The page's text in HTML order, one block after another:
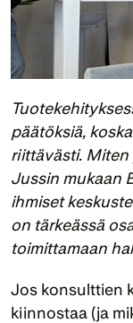
päätöksiä,
riittävästi. Miten
Jussin mukaan
ihmiset
on tärkeässä
toimittamaan
Jos konsulttien
kiinnostaa (ja